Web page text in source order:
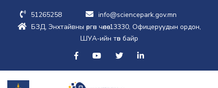
51265258
info@sciencepark.gov.mn
БЗД, Энхтайвны өргөн чөлөө-13330, Офицеруудын ордон,
ШУА-ийн төв байр